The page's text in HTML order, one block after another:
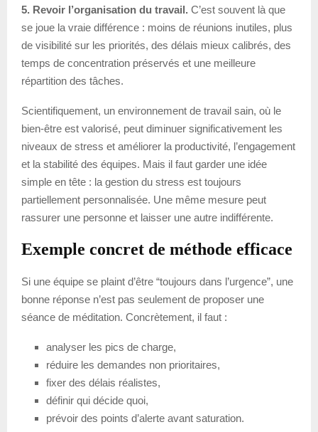
5. Revoir l’organisation du travail. C’est souvent là que
se joue la vraie différence : moins de réunions inutiles, plus
de visibilité sur les priorités, des délais mieux calibrés, des
temps de concentration préservés et une meilleure
répartition des tâches.
Scientifiquement, un environnement de travail sain, où le
bien-être est valorisé, peut diminuer significativement les
niveaux de stress et améliorer la productivité, l’engagement
et la stabilité des équipes. Mais il faut garder une idée
simple en tête : la gestion du stress est toujours
partiellement personnalisée. Une même mesure peut
rassurer une personne et laisser une autre indifférente.
Exemple concret de méthode efficace
Si une équipe se plaint d’être “toujours dans l’urgence”, une
bonne réponse n’est pas seulement de proposer une
séance de méditation. Concrètement, il faut :
analyser les pics de charge,
réduire les demandes non prioritaires,
fixer des délais réalistes,
définir qui décide quoi,
prévoir des points d’alerte avant saturation.